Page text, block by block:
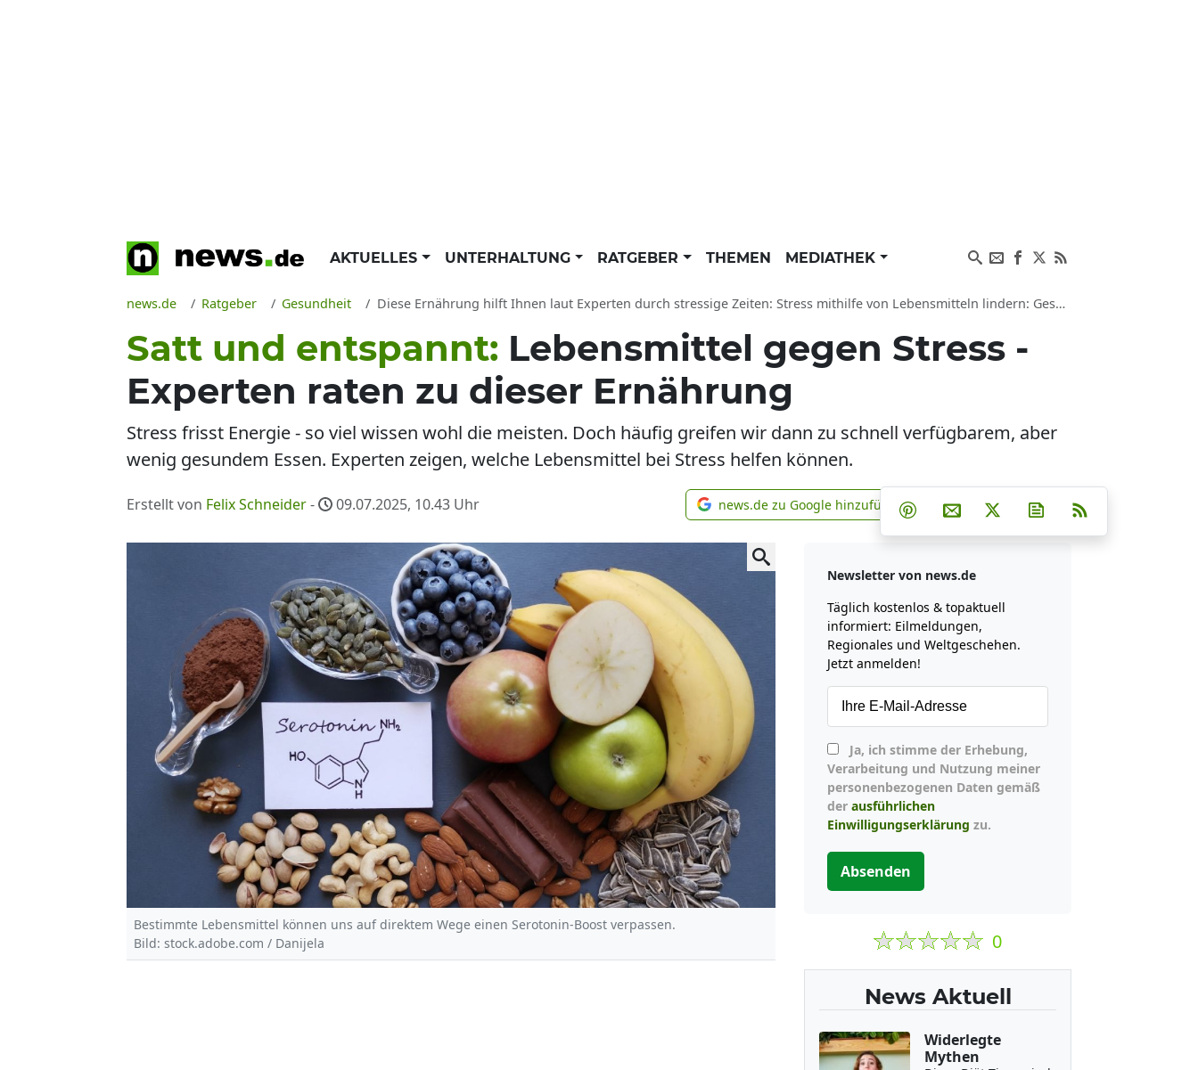
AKTUELLES UNTERHALTUNG RATGEBER THEMEN MEDIATHEK
news.de Ratgeber Gesundheit Diese Ernährung hilft Ihnen laut Experten durch stressige Zeiten: Stress mithilfe von Lebensmitteln lindern: Gesundes Essen hilft
Satt und entspannt: Lebensmittel gegen Stress -
Experten raten zu dieser Ernährung
Stress frisst Energie - so viel wissen wohl die meisten. Doch häufig greifen wir dann zu schnell verfügbarem, aber
wenig gesundem Essen. Experten zeigen, welche Lebensmittel bei Stress helfen können.
Erstellt von Felix Schneider- 09.07.2025, 10.43 Uhr news.de zu Google hinzufügen
news.de zu Google hinzufügen Teilen auf Facebook
Teilen auf Whatsapp
Teilen auf Telegram
Teilen auf Pinterest
Per E-Mail teilen
Post auf XNewsletter
Bestimmte Lebensmittel können uns auf direktem Wege einen Serotonin-Boost verpassen.
Bild: stock.adobe.com / Danijela
Newsletter von news.de
Täglich kostenlos & topaktuell
informiert: Eilmeldungen,
Regionales und Weltgeschehen.
Jetzt anmelden!
Verarbeitung und Nutzung meiner
personenbezogenen Daten gemäß
der ausführlichen
Einwilligungserklärung zu.
Absenden
0
News Aktuell
Widerlegte
Mythen